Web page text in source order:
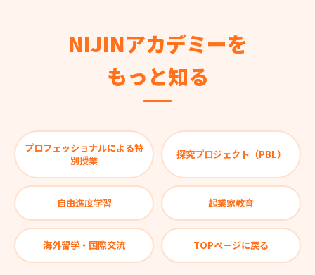
NIJINアカデミーを
もっと知る
プロフェッショナルによる特
別授業
探究プロジェクト（PBL）
自由進度学習 起業家教育
海外留学・国際交流 TOPページに戻る